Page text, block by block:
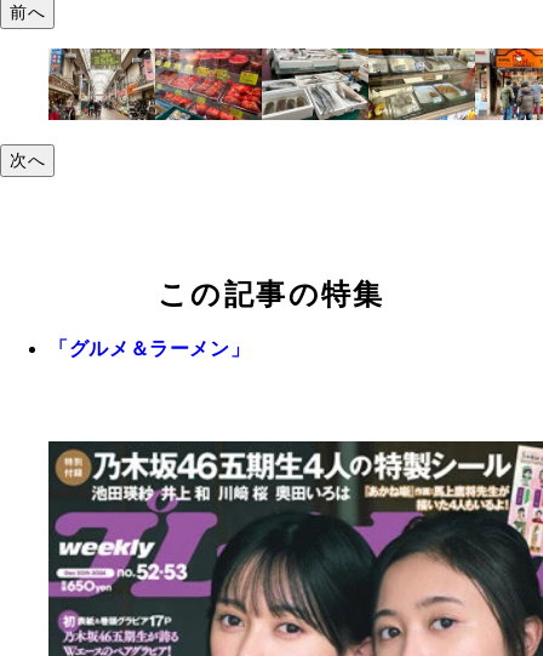
前へ
次へ
この記事の特集
「グルメ＆ラーメン」